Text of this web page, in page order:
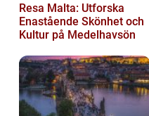
Resa Malta: Utforska
Enastående Skönhet och
Kultur på Medelhavsön